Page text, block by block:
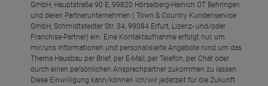
GmbH, Hauptstraße 90 E, 99820 Hörselberg-Hainich OT Behringen
und deren Partnerunternehmen ( Town & Country Kundenservice
GmbH, Schmidtstedter Str. 34, 99084 Erfurt, Lizenz- und/oder
Franchise-Partner) ein. Eine Kontaktaufnahme erfolgt nur, um
mir/uns Informationen und personalisierte Angebote rund um das
Thema Hausbau per Brief, per E-Mail, per Telefon, per Chat oder
durch einen persönlichen Ansprechpartner zukommen zu lassen.
Diese Einwilligung kann/können ich/wir jederzeit für die Zukunft